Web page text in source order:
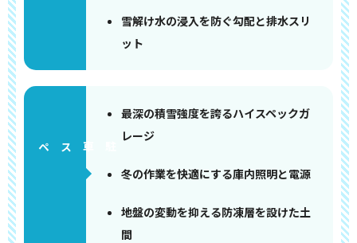
雪解け水の浸入を防ぐ勾配と排水スリ
ット
最深の積雪強度を誇るハイスペックガ
レージ
冬の作業を快適にする庫内照明と電源
地盤の変動を抑える防凍層を設けた土
間